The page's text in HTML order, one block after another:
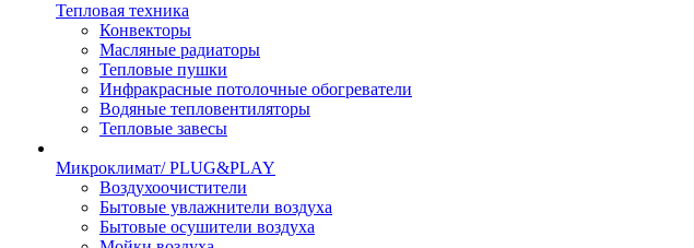
Тепловая техника
Конвекторы
Масляные радиаторы
Тепловые пушки
Инфракрасные потолочные обогреватели
Водяные тепловентиляторы
Тепловые завесы
Микроклимат/ PLUG&PLAY
Воздухоочистители
Бытовые увлажнители воздуха
Бытовые осушители воздуха